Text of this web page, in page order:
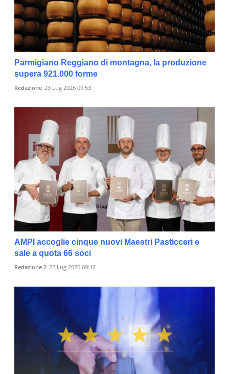
Parmigiano Reggiano di montagna, la produzione
supera 921.000 forme
Redazione 23 Lug 2026 09:53
AMPI accoglie cinque nuovi Maestri Pasticceri e
sale a quota 66 soci
Redazione 2 22 Lug 2026 09:12